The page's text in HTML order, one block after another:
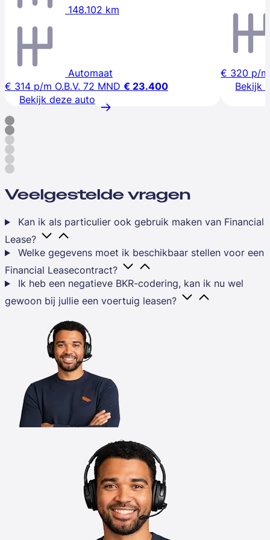
148.102 km
Automaat
€ 314 p/m O.B.V. 72 MND € 23.400
Bekijk deze auto
€ 320 p/m
Bekijk
Veelgestelde vragen
Kan ik als particulier ook gebruik maken van Financial
Lease?
Welke gegevens moet ik beschikbaar stellen voor een
Financial Leasecontract?
Ik heb een negatieve BKR-codering, kan ik nu wel
gewoon bij jullie een voertuig leasen?